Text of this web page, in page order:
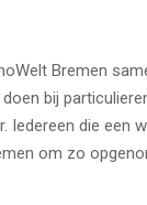
Bremen
bij
Iedereen die een
om zo